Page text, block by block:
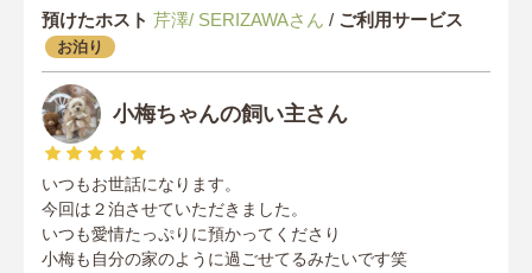
預けたホスト 芹澤/ SERIZAWAさん / ご利用サービス
お泊り
小梅ちゃんの飼い主さん
いつもお世話になります。
今回は２泊させていただきました。
いつも愛情たっぷりに預かってくださり
小梅も自分の家のように過ごせてるみたいです笑